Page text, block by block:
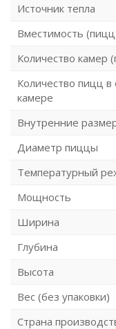
Источник тепла
Вместимость
Количество камер
Количество пицц в
камере
Внутренние
Диаметр пиццы
Температурный
Мощность
Ширина
Глубина
Высота
Вес (без упаковки)
Страна